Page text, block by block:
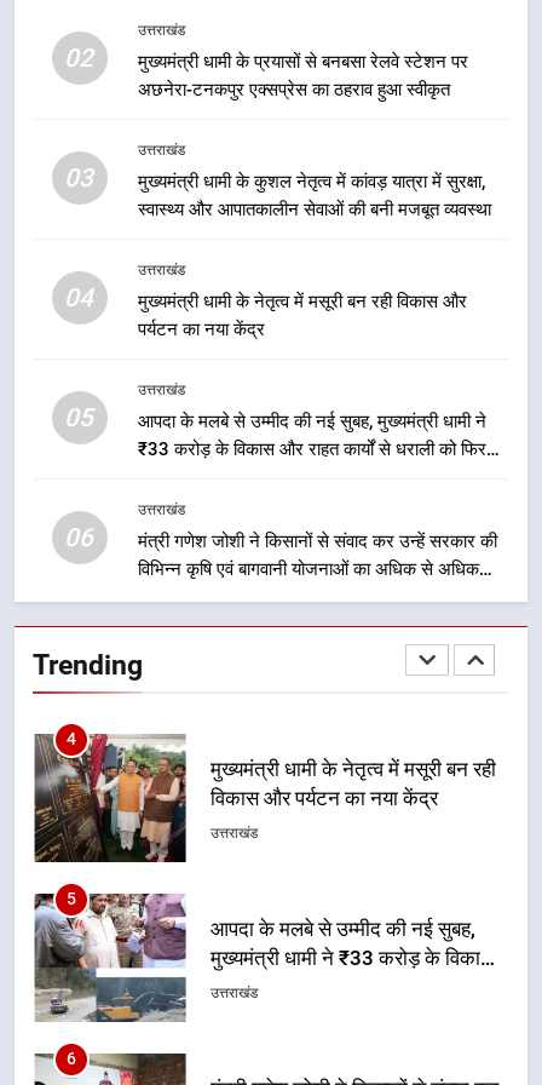
02
उत्तराखंड
मुख्यमंत्री धामी के प्रयासों से बनबसा रेलवे स्टेशन पर
अछनेरा-टनकपुर एक्सप्रेस का ठहराव हुआ स्वीकृत
03
उत्तराखंड
मुख्यमंत्री धामी के कुशल नेतृत्व में कांवड़ यात्रा में सुरक्षा,
स्वास्थ्य और आपातकालीन सेवाओं की बनी मजबूत व्यवस्था
04
उत्तराखंड
मुख्यमंत्री धामी के नेतृत्व में मसूरी बन रही विकास और
पर्यटन का नया केंद्र
05
उत्तराखंड
आपदा के मलबे से उम्मीद की नई सुबह, मुख्यमंत्री धामी ने
₹33 करोड़ के विकास और राहत कार्यों से धराली को फिर
06
उत्तराखंड
मंत्री गणेश जोशी ने किसानों से संवाद कर उन्हें सरकार की
विभिन्न कृषि एवं बागवानी योजनाओं का अधिक से अधिक
लाभ उठाने का आह्वान किया
Trending
संकल्प
नियोजित विकास को मिलेगी रफ्तार
उत्तराखंड
मुख्यमंत्री धामी के प्रयासों से बनबसा रेलवे
स्टेशन पर अछनेरा-टनकपुर एक्सप्रेस का
3
मुख्यमंत्री धामी के कुशल नेतृत्व में कांवड़
विकास और पर्यटन का नया केंद्र
5
आपदा के मलबे से उम्मीद की नई सुबह,
मुख्यमंत्री धामी ने ₹33 करोड़ के विकास
और राहत कार्यों से धराली को फिर खड़ा
उत्तराखंड
6
मंत्री गणेश जोशी ने किसानों से संवाद कर
उन्हें सरकार की विभिन्न कृषि एवं बागवानी
योजनाओं का अधिक से अधिक लाभ उठाने
उत्तराखंड
7